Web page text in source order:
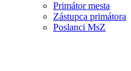
Primátor mesta
Zástupca primátora
Poslanci MsZ